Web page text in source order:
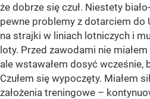
że dobrze się czuł. Niestety
pewne problemy z dotarciem do
na strajki w liniach lotniczych i
loty. Przed zawodami nie
ale wstawałem dosyć wcześnie,
Czułem się wypoczęty. Miałem
założenia treningowe –